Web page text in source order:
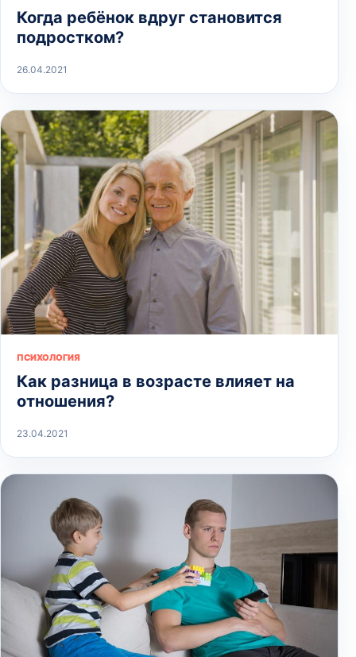
Когда ребёнок вдруг становится
подростком?
26.04.2021
ПСИХОЛОГИЯ
Как разница в возрасте влияет на
отношения?
23.04.2021